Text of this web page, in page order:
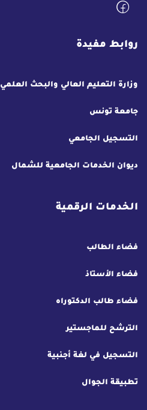
روابط مفيدة
وزارة التعليم العالي والبحث العلمي
جامعة تونس
التسجيل الجامعي
ديوان الخدمات الجامعية للشمال
الخدمات الرقمية
فضاء الطالب
فضاء الأستاذ
فضاء طالب الدكتوراه
الترشح للماجستير
التسجيل في لغة أجنبية
تطبيقة الجوال